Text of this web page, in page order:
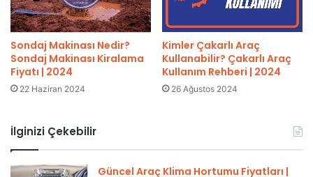
Sondaj Makinası Nedir?
Sondaj Makinası Kiralama
Fiyatı | 2024
22 Haziran 2024
Kimler Çakarlı Araç
Kullanabilir? Çakarlı Araç
Kullanım Rehberi | 2024
26 Ağustos 2024
İlginizi Çekebilir
Güncel Araç Klima Hortumu Fiyatları |